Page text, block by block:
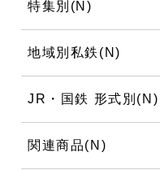
特集別(N)
地域別私鉄(N)
JR・国鉄 形式別(N)
関連商品(N)